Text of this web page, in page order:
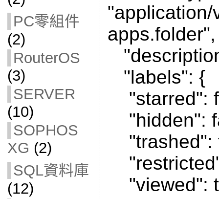
PC零組件
(2)
RouterOS
(3)
SERVER
(10)
SOPHOS
XG (2)
SQL資料庫
(12)
"application/
apps.folder",
"labels": {
"starred":
"hidden":
"trashed":
"viewed":